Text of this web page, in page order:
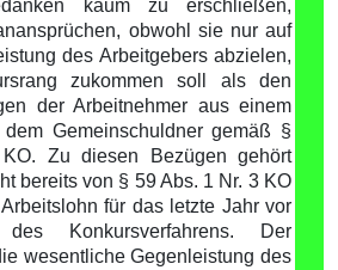
kaum zu erschließen,
obwohl sie nur auf
des Arbeitgebers abzielen,
zukommen soll als den
der Arbeitnehmer aus einem
Gemeinschuldner gemäß §
Zu diesen Bezügen gehört
bereits von § 59 Abs. 1 Nr. 3 KO
für das letzte Jahr vor
des Konkursverfahrens. Der
wesentliche Gegenleistung des